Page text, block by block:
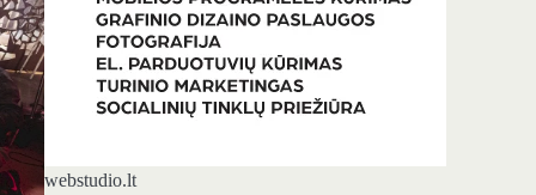
webstudio.lt